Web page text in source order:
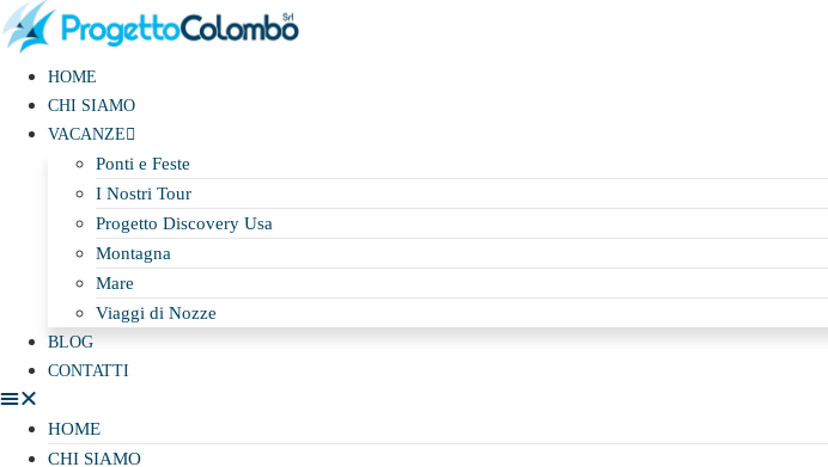
Vai
al
HOME
CHI SIAMO
VACANZE
Ponti e Feste
I Nostri Tour
Progetto Discovery Usa
Montagna
Mare
Viaggi di Nozze
BLOG
CONTATTI
HOME
CHI SIAMO